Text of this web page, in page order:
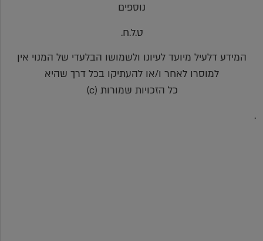
נוספים
ט.ל.ח.
המידע דלעיל מיועד לעיונו ולשמושו הבלעדי של המנוי אין
למוסרו לאחר ו/או להעתיקו בכל דרך שהיא
כל הזכויות שמורות (c)
.